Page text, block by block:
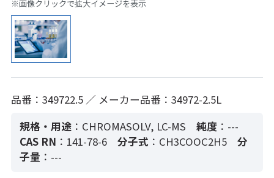
※画像クリックで拡大イメージを表示
品番：349722.5 ／ メーカー品番：34972-2.5L
規格・用途 ：CHROMASOLV, LC-MS 純度：---
CAS RN ：141-78-6 分子式 ：CH3COOC2H5
分
子量 ：---